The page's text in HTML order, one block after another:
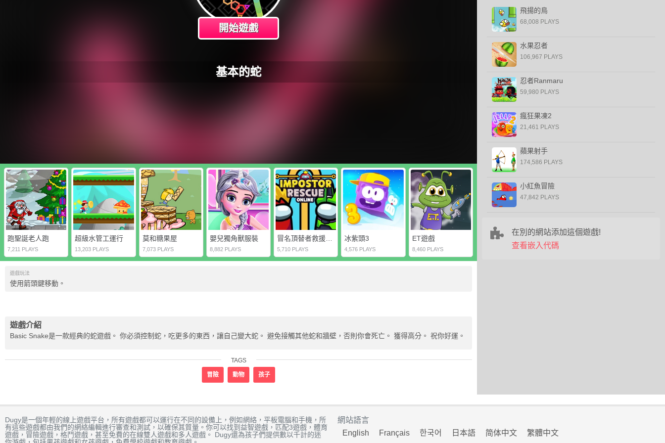
開始遊戲
基本的蛇
跑聖誕老人跑
7,211 PLAYS
超級水管工運行
13,203 PLAYS
莫和糖果屋
7,073 PLAYS
嬰兒獨角獸服裝
8,882 PLAYS
冒名頂替者救援在線
5,710 PLAYS
冰紫頭3
4,576 PLAYS
ET遊戲
8,460 PLAYS
遊戲玩法
使用箭頭鍵移動。
遊戲介紹
Basic Snake是一款經典的蛇遊戲。 你必須控制蛇，吃更多的東西，讓自己變大蛇。 避免接觸其他蛇和牆壁，否則你會死亡。 獲得高分。 祝你好運。
TAGS
冒險 動物 孩子
飛揚的鳥
68,008 PLAYS
水果忍者
106,967 PLAYS
忍者Ranmaru
59,980 PLAYS
瘋狂果凍2
21,461 PLAYS
蘋果射手
174,586 PLAYS
小紅魚冒險
47,842 PLAYS
在別的網站添加這個遊戲!
查看嵌入代碼
Dugy是一個年輕的線上遊戲平台，所有遊戲都可以運行在不同的設備上，例如網絡，平板電腦和手機，所
有這些遊戲都由我們的網絡編輯進行審查和測試，以確保其質量。你可以找到益智遊戲，匹配3遊戲，體育
遊戲，冒險遊戲，格鬥遊戲，甚至免費的在線雙人遊戲和多人遊戲。 Dugy還為孩子們提供數以千計的迷
網站語言
English
Français 한국어 日本語 简体中文 繁體中文